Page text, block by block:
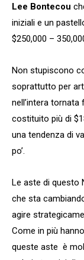
Lee Bontecou
iniziali e un
$250,000 –
Non stupiscono
soprattutto per
nell’intera tornata
costituito più di
una tendenza di
po’.
Le aste di questo
che sta
agire
Come in più
queste aste è